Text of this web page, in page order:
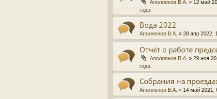
Аполлонов В.А. » 12 май
года.
Вода 2022
Аполлонов В.А. » 28 апр 2022,
Отчёт о работе
Аполлонов В.А. » 29 ноя
года.
Собрания на
Аполлонов В.А. » 14 май 2021,